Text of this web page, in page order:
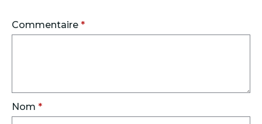
Commentaire *
Nom *